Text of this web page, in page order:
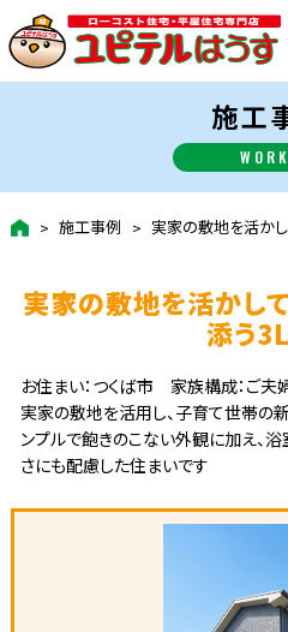
施工
施工事例 実家の敷地を活か
実家の敷地を活かし
添う
お住まい：つくば市 家族構成：ご
実家の敷地を活用し、子育て世帯の
ンプルで飽きのこない外観に加え、
さにも配慮した住まいです